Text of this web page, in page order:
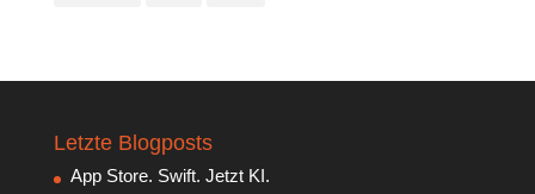
Letzte Blogposts
App Store. Swift. Jetzt KI.